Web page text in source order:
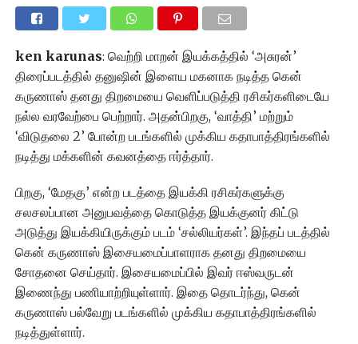
ken karunas: வெற்றி மாறன் இயக்கத்தில் ‘அசுரன்’
திரைப்படத்தில் தனுஷின் இளைய மகனாக நடித்த கென்
கருணாஸ் தனது திறமையை வெளிப்படுத்தி ரசிகர்களிடையே
நல்ல வரவேற்பை பெற்றார். அதன்பிறகு, ‘வாத்தி’ மற்றும்
‘விடுதலை 2’ போன்ற படங்களில் முக்கிய கதாபாத்திரங்களில்
நடித்து மக்களின் கவனத்தை ஈர்த்தார்.
பிறகு, ‘மேதகு’ என்ற படத்தை இயக்கி ரசிகர்களுக்கு
சலசலப்பான அனுபவத்தை கொடுத்த இயக்குனர் கிட்டு
அடுத்து இயக்கியிருக்கும் படம் ‘சல்லியர்கள்’. இந்தப் படத்தில்
கென் கருணாஸ் இசையமைப்பாளராக தனது திறமையை
சோதனை செய்தார். இசையமைப்பில் இவர் ஈஸ்வருடன்
இணைந்து பணியாற்றியுள்ளார். இதை தொடர்ந்து, கென்
கருணாஸ் பல்வேறு படங்களில் முக்கிய கதாபாத்திரங்களில்
நடித்துள்ளார்.